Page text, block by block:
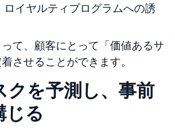
ロイヤルティプログラムへの誘
て、顧客にとって「価値あるサ
させることができます。
クを予測し、事前
じる